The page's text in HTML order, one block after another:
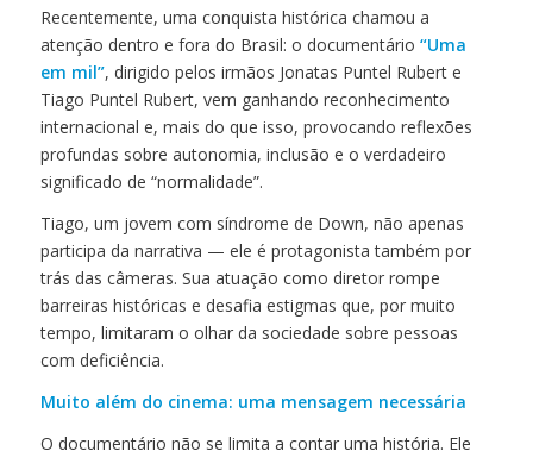
Recentemente, uma conquista histórica chamou a
atenção dentro e fora do Brasil: o documentário “Uma
em mil”, dirigido pelos irmãos Jonatas Puntel Ruberte
Tiago Puntel Rubert, vem ganhando reconhecimento
internacional e, mais do que isso, provocando reflexões
profundas sobre autonomia, inclusão e o verdadeiro
significado de “normalidade”.
Tiago, um jovem com síndrome de Down, não apenas
participa da narrativa — ele é protagonista também por
trás das câmeras. Sua atuação como diretor rompe
barreiras históricas e desafia estigmas que, por muito
tempo, limitaram o olhar da sociedade sobre pessoas
com deficiência.
Muito além do cinema: uma mensagem necessária
O documentário não se limita a contar uma história. Ele